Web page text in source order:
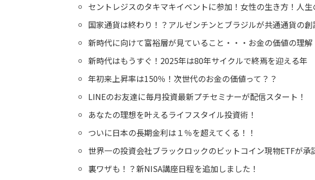
セントレジスのタキマキイベントに参加！女性の生き方！人
国家通貨は終わり！？アルゼンチンとブラジルが共通通貨の創
新時代に向けて富裕層が見ていること・・・お金の価値の理解
新時代はもうすぐ！2025年は80年サイクルで終焉を迎える年
年初来上昇率は150％！次世代のお金の価値って？？
LINEのお友達に毎月投資最新プチセミナーが配信スタート！
あなたの理想を叶えるライフスタイル投資術！
ついに日本の長期金利は１％を超えてくる！！
世界一の投資会社ブラックロックのビットコイン現物ETFが承
裏ワザも！？新NISA講座日程を追加しました！